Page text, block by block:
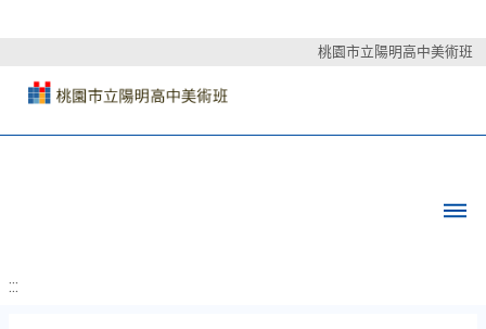
桃園市立陽明高中美術班
:::